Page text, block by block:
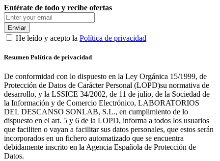
Entérate de todo y recibe ofertas
Enviar
He leído y acepto la Política de privacidad
Resumen Política de privacidad
De conformidad con lo dispuesto en la Ley Orgánica 15/1999, de
Protección de Datos de Carácter Personal (LOPD)su normativa de
desarrollo, y la LSSICE 34/2002, de 11 de julio, de la Sociedad de
la Información y de Comercio Electrónico, LABORATORIOS
DEL DESCANSO SONLAB, S.L., en cumplimiento de lo
dispuesto en el art. 5 y 6 de la LOPD, informa a todos los usuarios
que faciliten o vayan a facilitar sus datos personales, que estos serán
incorporados en un fichero automatizado que se encuentra
debidamente inscrito en la Agencia Española de Protección de
Datos.